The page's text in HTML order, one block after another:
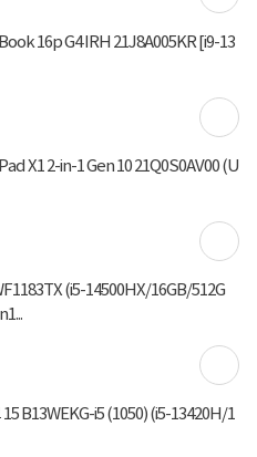
16p G4 IRH 21J8A005KR [i9-13
X1 2-in-1 Gen 10 21Q0S0AV00 (U
(i5-14500HX/16GB/512G
B13WEKG-i5 (1050) (i5-13420H/1
되며 15시 이후 주문건은 익일 발송됩니다.
품으로 주문취소, 변심반품이 불가합니다.
다 (예: 추가 SSD 불량 시 해당 SSD 제조
정보를 확인 후 주문 바랍니다.